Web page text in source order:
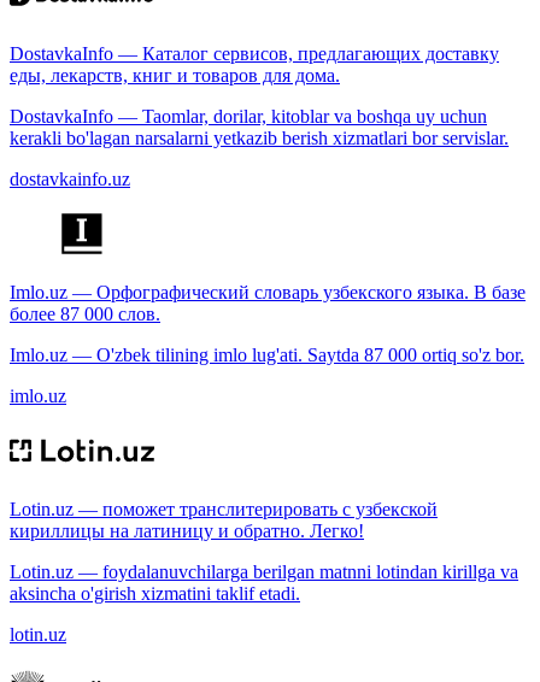
DostavkaInfo — Каталог сервисов, предлагающих доставку
еды, лекарств, книг и товаров для дома.
DostavkaInfo — Taomlar, dorilar, kitoblar va boshqa uy uchun
kerakli bo'lagan narsalarni yetkazib berish xizmatlari bor servislar.
dostavkainfo.uz
Imlo.uz — Орфографический словарь узбекского языка. В базе
более 87 000 слов.
Imlo.uz — O'zbek tilining imlo lug'ati. Saytda 87 000 ortiq so'z bor.
imlo.uz
Lotin.uz — поможет транслитерировать с узбекской
кириллицы на латиницу и обратно. Легко!
Lotin.uz — foydalanuvchilarga berilgan matnni lotindan kirillga va
aksincha o'girish xizmatini taklif etadi.
lotin.uz